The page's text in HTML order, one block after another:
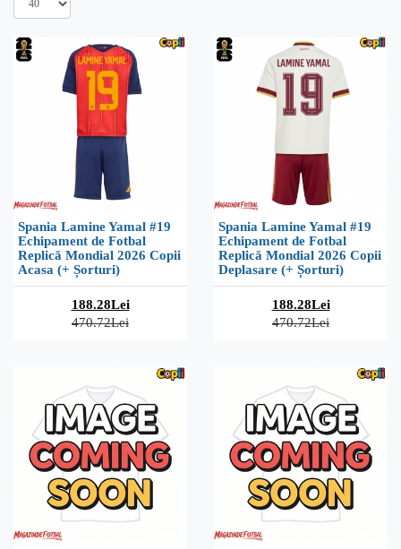
Spania Lamine Yamal #19
Echipament de Fotbal
Replică Mondial 2026 Copii
Acasa (+ Șorturi)
188.28Lei
470.72Lei
Spania Lamine Yamal #19
Echipament de Fotbal
Replică Mondial 2026 Copii
Deplasare (+ Șorturi)
188.28Lei
470.72Lei